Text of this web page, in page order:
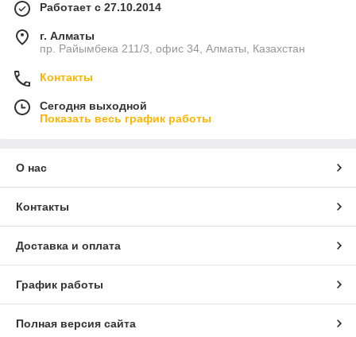
Работает с 27.10.2014
г. Алматы
пр. Райымбека 211/3, офис 34, Алматы, Казахстан
Контакты
Сегодня выходной
Показать весь график работы
О нас
Контакты
Доставка и оплата
График работы
Полная версия сайта